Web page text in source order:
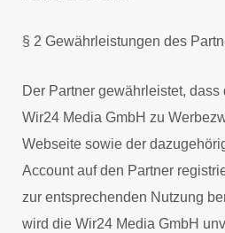
§ 2 Gewährleistungen des
Der Partner gewährleistet,
Wir24 Media GmbH zu
Webseite sowie der
Account auf den Partner
zur entsprechenden Nutzung
wird die Wir24 Media GmbH